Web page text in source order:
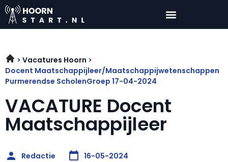
Vacatures Hoorn
Docent Maatschappijleer/Maatschappijwetenschappen
Purmerendse ScholenGroep 17-04-2024
VACATURE Docent
Maatschappijleer
Redactie 16-05-2024